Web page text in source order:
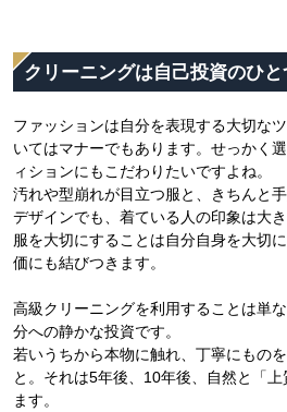
クリーニングは自己投資のひと
ファッションは自分を表現する大切な
いてはマナーでもあります。せっかく
ィションにもこだわりたいですよね。
汚れや型崩れが目立つ服と、きちんと
デザインでも、着ている人の印象は大き
服を大切にすることは自分自身を大切
価にも結びつきます。
高級クリーニングを利用することは単
分への静かな投資です。
若いうちから本物に触れ、丁寧にもの
と。それは5年後、10年後、自然と「
ます。